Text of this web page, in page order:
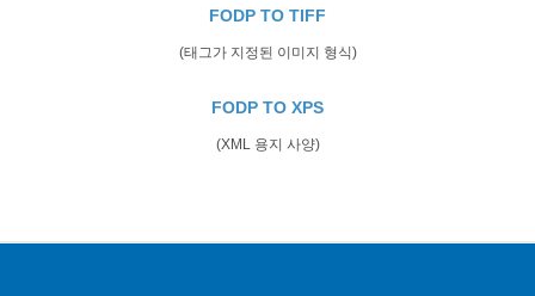
FODP TO TIFF
(태그가 지정된 이미지 형식)
FODP TO XPS
(XML 용지 사양)